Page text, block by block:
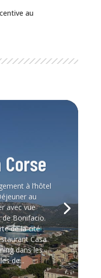
au
Corse
à l’hôtel
au
avec vue
Bonifacio.
de la cité
Casa
dans les
de...